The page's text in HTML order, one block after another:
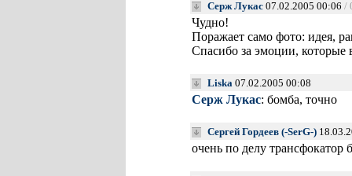
Серж Лукас 07.02.2005 00:06 /
Чудно!
Поражает само фото: идея,
Спасибо за эмоции, которые
Liska 07.02.2005 00:08
Серж Лукас: бомба, точно
Сергей Гордеев (-SerG-)
очень по делу